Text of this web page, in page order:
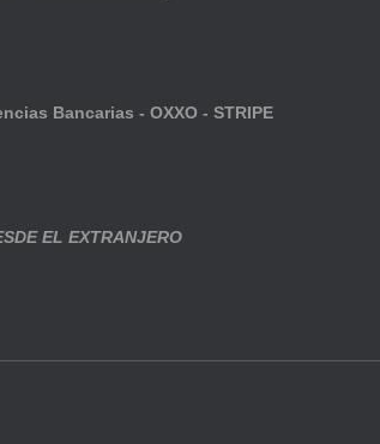
Bancarias - OXXO - STRIPE
EL EXTRANJERO